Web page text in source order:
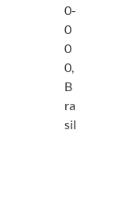
0-
0
0
0,
B
ra
sil